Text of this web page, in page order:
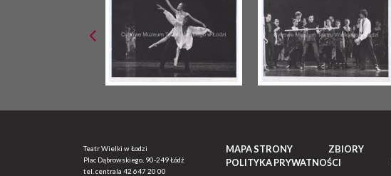
Teatr Wielki w Łodzi
Plac Dąbrowskiego, 90-249 Łódź
tel. centrala 42 647 20 00
MAPA STRONY ZBIORY
POLITYKA PRYWATNOŚCI